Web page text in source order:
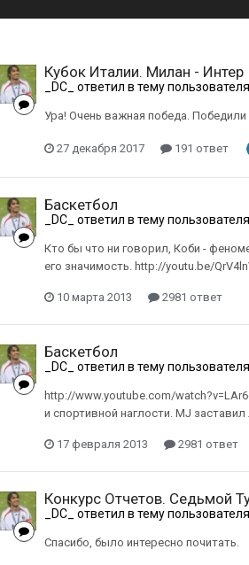
Кубок Италии. Милан - Интер
_DC_ ответил в тему пользователя
Ура! Очень важная победа.
27 декабря 2017 191 ответ
Баскетбол
_DC_ ответил в тему пользователя
Кто бы что ни говорил, Коби -
его значимость. http://youtu.be/
10 марта 2013 2981 ответ
Баскетбол
_DC_ ответил в тему пользователя
http://www.youtube.com/
и спортивной наглости. MJ
17 февраля 2013 2981 ответ
Конкурс Отчетов. Седьмой
_DC_ ответил в тему пользователя
Спасибо, было интересно почитать.